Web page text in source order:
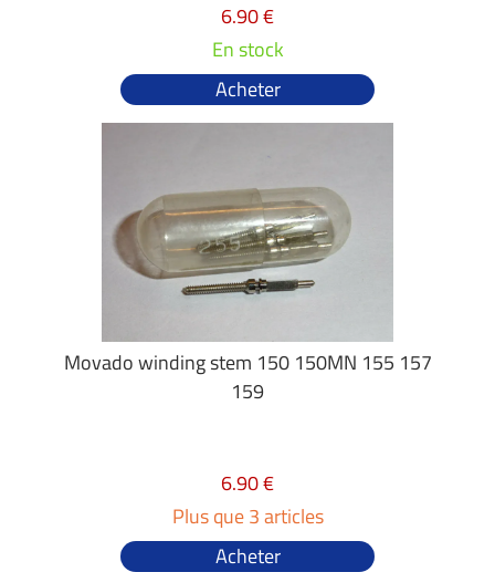
6.90 €
En stock
Acheter
Movado winding stem 150 150MN 155 157
159
6.90 €
Plus que 3 articles
Acheter